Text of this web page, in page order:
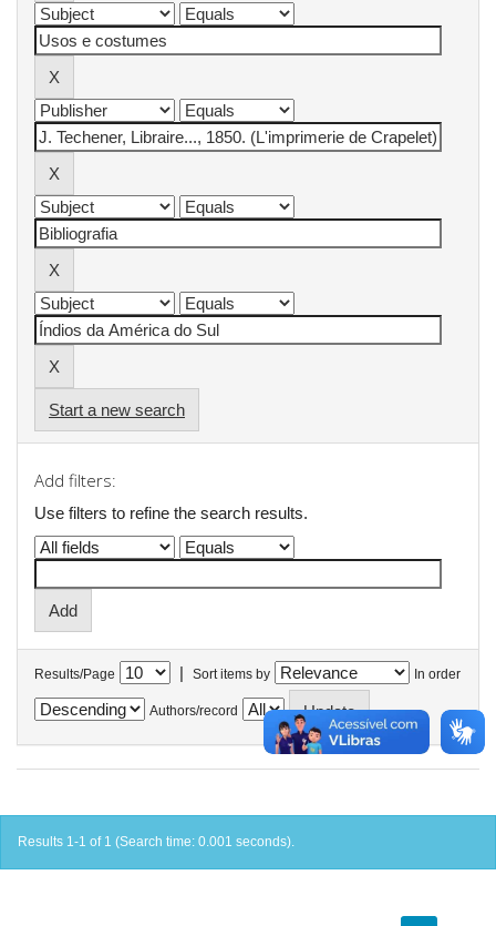
Start a new search
Add filters:
Use filters to refine the search results.
Results/Page | Sort items by In order
Authors/record
Results 1-1 of 1 (Search time: 0.001 seconds).